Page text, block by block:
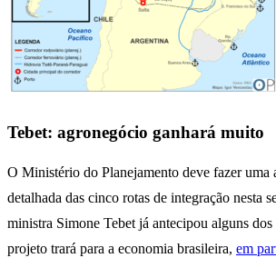
Tebet: agronegócio ganhará muito
O Ministério do Planejamento deve fazer uma
detalhada das cinco rotas de integração nesta
ministra Simone Tebet já antecipou alguns dos
projeto trará para a economia brasileira, em